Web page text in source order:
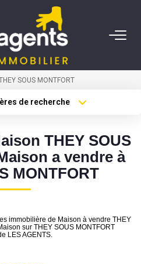
SOUS MONTFORT
de recherche
Surface min
Plus de critères
THEY SOUS
a vendre à
MONTFORT
immobilière de Maison à vendre THEY
sur THEY SOUS MONTFORT
LES AGENTS.